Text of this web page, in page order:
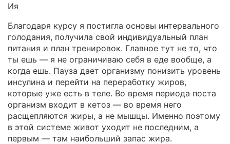
Ия
Благодаря курсу я постигла основы интервального
голодания, получила свой индивидуальный план
питания и план тренировок. Главное тут не то, что
ты ешь — я не ограничиваю себя в еде вообще, а
когда ешь. Пауза дает организму понизить уровень
инсулина и перейти на переработку жиров,
которые уже есть в теле. Во время периода поста
организм входит в кетоз — во время него
расщепляются жиры, а не мышцы. Именно поэтому
в этой системе живот уходит не последним, а
первым — там наибольший запас жира.